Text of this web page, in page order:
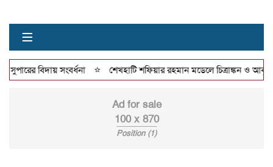
≡
বিদায় সংবর্ধনা ⭐ শেখহাটি শফিয়ার রহমান মডেলে চিত্রাঙ্কন ও আবৃত্তি
Ad for sale
100 x 870
Position (1)